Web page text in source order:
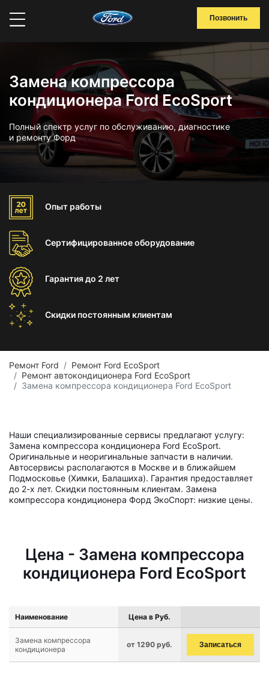
Позвонить
Замена компрессора
кондиционера Ford EcoSport
Полный спектр услуг по обслуживанию, диагностике
и ремонту Форд
Опыт работы
Сертифицированноеоборудование
Гарантиядо 2 лет
Скидки постоянным клиентам
Ремонт Ford
Ремонт Ford EcoSport
Ремонт автокондиционера Ford EcoSport
Замена компрессора кондиционера Ford EcoSport
Наши специализированные сервисы предлагают услугу:
Замена компрессора кондиционера Ford EcoSport.
Оригинальные и неоригинальные запчасти в наличии.
Автосервисы располагаются в Москве и в ближайшем
Подмосковье (Химки, Балашиха). Гарантия предоставляет
до 2-х лет. Скидки постоянным клиентам. Замена
компрессора кондиционера Форд ЭкоСпорт: низкие цены.
Цена - Замена компрессора
кондиционера Ford EcoSport
Наименование Цена в Руб.
Замена компрессора
кондиционера
от 1290 руб. Записаться